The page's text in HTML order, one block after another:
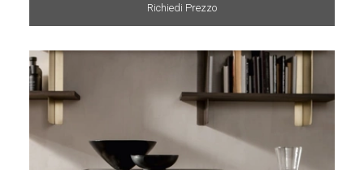
Richiedi Prezzo